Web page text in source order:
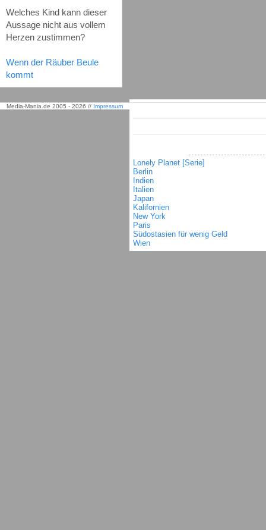
Welches Kind kann dieser
Aussage nicht aus vollem
Herzen zustimmen?
Wenn der Räuber Beule
kommt
Lonely Planet [Serie]
Berlin
Indien
Italien
Japan
Kalifornien
New York
Paris
Südostasien für wenig Geld
Wien
Media-Mania.de 2005 - 2026 // Impressum